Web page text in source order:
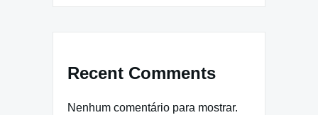
Recent Comments
Nenhum comentário para mostrar.